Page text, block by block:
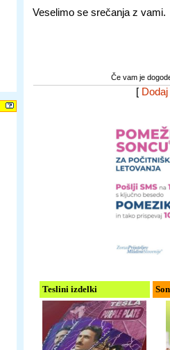
Veselimo se srečanja z vami.
Če vam je
[
Teslini izdelki